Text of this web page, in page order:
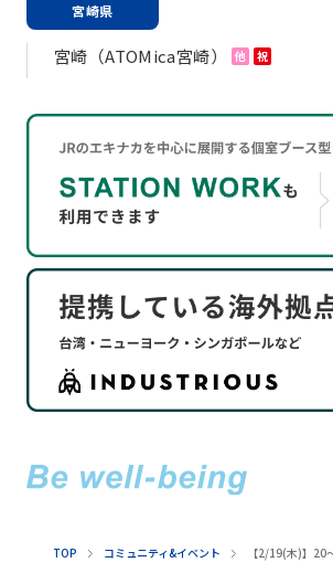
宮崎県
宮崎（ATOMica宮崎） 他 祝
TOP コミュニティ&イベント 【2/19(木)】20